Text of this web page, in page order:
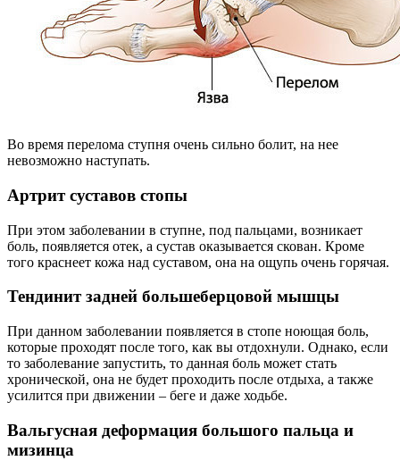
Во время перелома ступня очень сильно болит, на нее
невозможно наступать.
Артрит суставов стопы
При этом заболевании в ступне, под пальцами, возникает
боль, появляется отек, а сустав оказывается скован. Кроме
того краснеет кожа над суставом, она на ощупь очень горячая.
Тендинит задней большеберцовой мышцы
При данном заболевании появляется в стопе ноющая боль,
которые проходят после того, как вы отдохнули. Однако, если
то заболевание запустить, то данная боль может стать
хронической, она не будет проходить после отдыха, а также
усилится при движении – беге и даже ходьбе.
Вальгусная деформация большого пальца и
мизинца